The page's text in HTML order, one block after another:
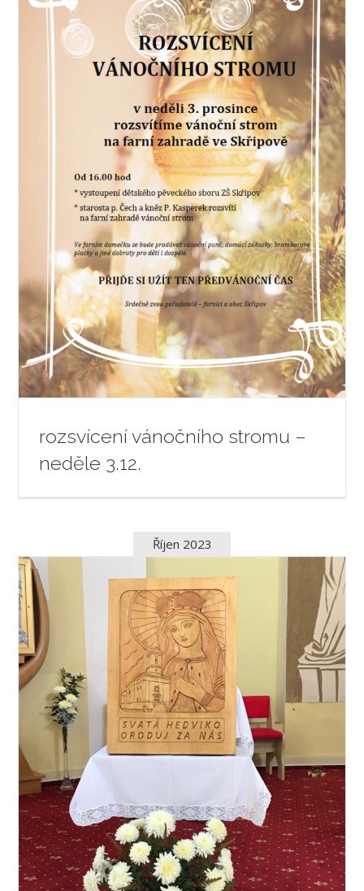
rozsvícení vánočního stromu –
neděle 3.12.
Říjen 2023